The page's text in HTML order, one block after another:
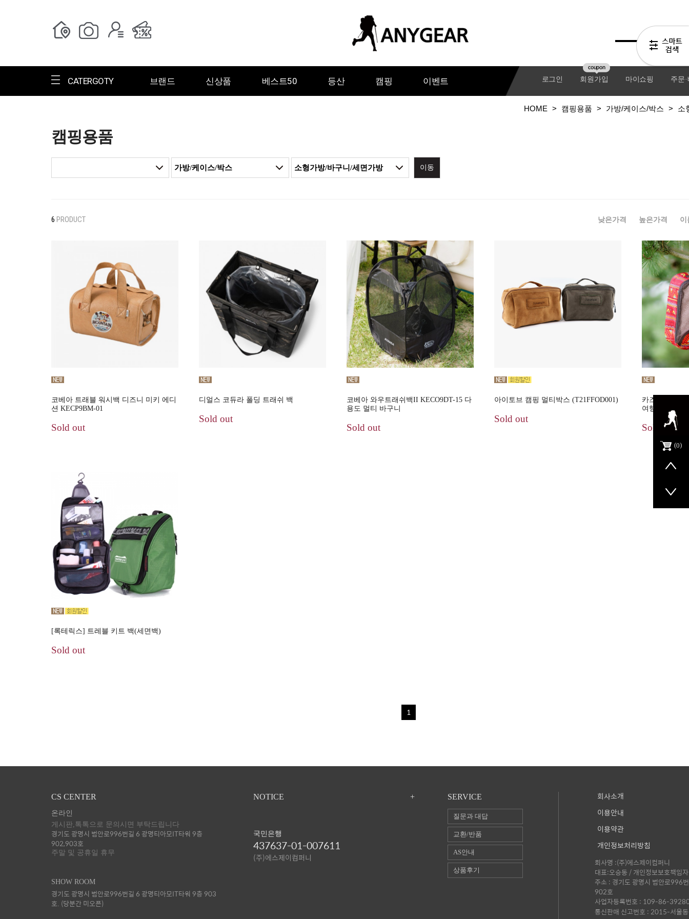
0
CATERGOTY 브랜드 신상품 베스트50 등산 캠핑 이벤트 로그인 회원가입
coupon
마이쇼핑 주문
전체브랜드
ㄱ
HOME > 캠핑용품 > 가방/케이스/박스 > 소
캠핑용품
이동
6 PRODUCT 낮은가격 높은가격 이
코베아 트래블 워시백 디즈니 미키 에디
션 KECP9BM-01
Sold out
디얼스 코듀라 폴딩 트래쉬 백
Sold out
코베아 와우트래쉬백II KECO9DT-15 다
용도 멀티 바구니
Sold out
아이토브 캠핑 멀티박스 (T21FFOD001)
Sold out
카즈미 감성
여행용파우치
Sold out
[록테릭스] 트레블 키트 백(세면백)
Sold out
1
CS CENTER
온라인
게시판,톡톡으로 문의시면 부탁드립니다
경기도 광명시 범안로996번길 6 광명티아모IT타워 9층
902,903호
주말 및 공휴일 휴무
SHOW ROOM
경기도 광명시 범안로996번길 6 광명티아모IT타워 9층 903
호. (당분간 미오픈)
NOTICE +
국민은행
437637-01-007611
(주)에스제이컴퍼니
SERVICE
질문과 대답
교환/반품
AS안내
상품후기
회사소개
이용안내
이용약관
개인정보처리방침
회사명 :(주)에스제이컴퍼니
대표:오승동 / 개인정보보호책임
주소 : 경기도 광명시 범안로996
902호
사업자등록번호 : 109-86-
통신판매 신고번호 : 2015-서울